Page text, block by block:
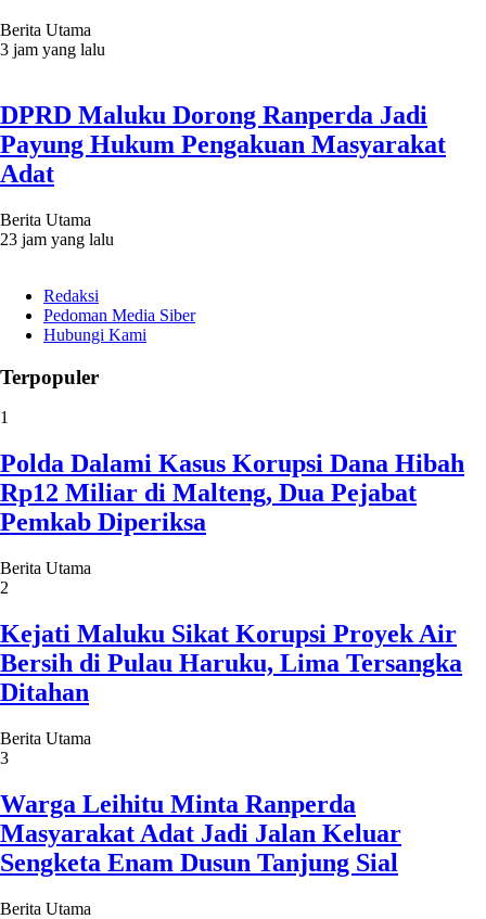
Berita Utama
3 jam yang lalu
DPRD Maluku Dorong Ranperda Jadi
Payung Hukum Pengakuan Masyarakat
Adat
Berita Utama
23 jam yang lalu
Redaksi
Pedoman Media Siber
Hubungi Kami
Terpopuler
1
Polda Dalami Kasus Korupsi Dana Hibah
Rp12 Miliar di Malteng, Dua Pejabat
Pemkab Diperiksa
Berita Utama
2
Kejati Maluku Sikat Korupsi Proyek Air
Bersih di Pulau Haruku, Lima Tersangka
Ditahan
Berita Utama
3
Warga Leihitu Minta Ranperda
Masyarakat Adat Jadi Jalan Keluar
Sengketa Enam Dusun Tanjung Sial
Berita Utama